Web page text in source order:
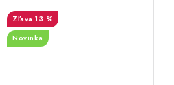
13 %
Novinka